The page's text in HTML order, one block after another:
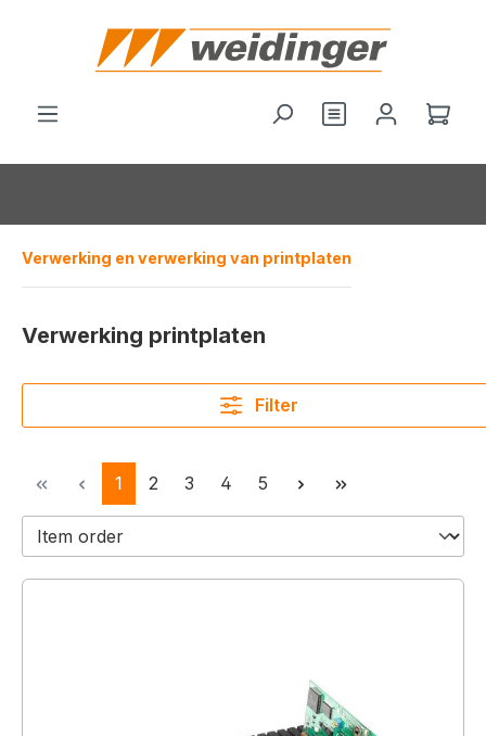
Je hebt 0 items
Verwerking en verwerking van printplaten
Verwerking printplaten
Filter
Pagina
1 Pagina
2 Pagina
3 Pagina
4 Pagina
5